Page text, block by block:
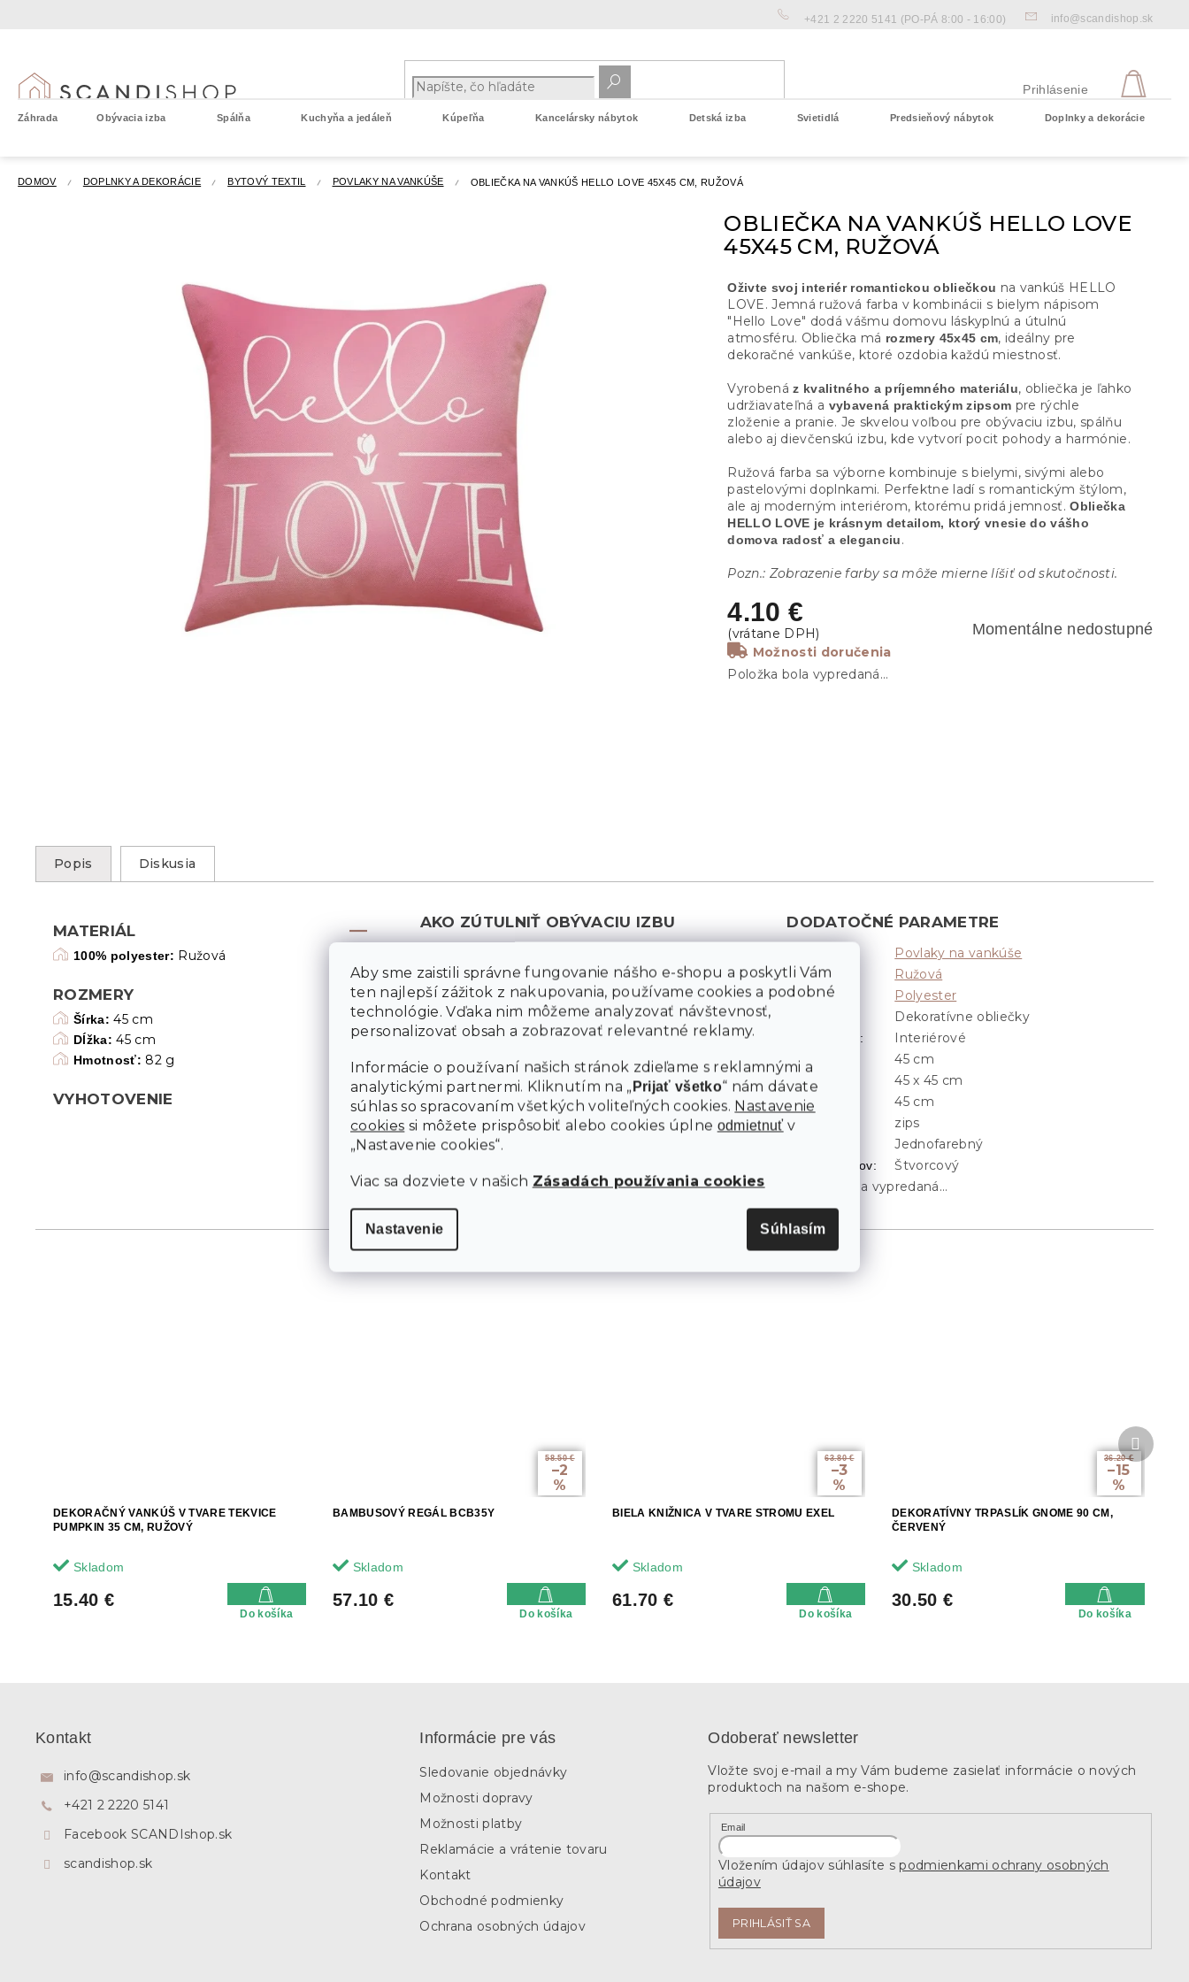
Aby sme zaistili správne fungovanie nášho e-shopu a poskytli Vám
ten najlepší zážitok z nakupovania, používame cookies a podobné
technológie. Vďaka nim môžeme analyzovať návštevnosť,
personalizovať obsah a zobrazovať relevantné reklamy.
Informácie o používaní našich stránok zdieľame s reklamnými a
analytickými partnermi. Kliknutím na „Prijať všetko“ nám dávate
súhlas so spracovaním všetkých voliteľných cookies. Nastavenie
cookies si môžete prispôsobiť alebo cookies úplne odmietnuť v
„Nastavenie cookies“.
Viac sa dozviete v našich Zásadách používania cookies
Nastavenie Súhlasím
+421 2 2220 5141 (PO-PÁ 8:00 - 16:00) info@scandishop.sk
Prihlásenie
Záhrada Obývacia izba Spálňa Kuchyňa a jedáleň Kúpeľňa Kancelársky nábytok Detská izba Svietidlá Predsieňový nábytok Doplnky a dekorácie
DOMOV DOPLNKY A DEKORÁCIE BYTOVÝ TEXTIL POVLAKY NA VANKÚŠE OBLIEČKA NA VANKÚŠ HELLO LOVE 45X45 CM, RUŽOVÁ
OBLIEČKA NA VANKÚŠ HELLO LOVE
45X45 CM, RUŽOVÁ
4.10 €
Momentálne nedostupné
Možnosti doručenia
Položka bola vypredaná…
Oživte svoj interiér romantickou obliečkou na vankúš HELLO
LOVE. Jemná ružová farba v kombinácii s bielym nápisom
"Hello Love" dodá vášmu domovu láskyplnú a útulnú
atmosféru. Obliečka má rozmery 45x45 cm, ideálny pre
dekoračné vankúše, ktoré ozdobia každú miestnosť.
Vyrobenáz kvalitného a príjemného materiálu, obliečka je ľahko
udržiavateľná a vybavená praktickým zipsom pre rýchle
zloženie a pranie. Je skvelou voľbou pre obývaciu izbu, spálňu
alebo aj dievčenskú izbu, kde vytvorí pocit pohody a harmónie.
Ružová farba sa výborne kombinuje s bielymi, sivými alebo
pastelovými doplnkami. Perfektne ladí s romantickým štýlom,
ale aj moderným interiérom, ktorému pridá jemnosť.Obliečka
HELLO LOVE je krásnym detailom, ktorý vnesie do vášho
domova radosť a eleganciu.
Pozn.: Zobrazenie farby sa môže mierne líšiť od skutočnosti.
DEKORAČNÝ VANKÚŠ V TVARE TEKVICE
PUMPKIN 35 CM, RUŽOVÝ
Skladom
15.40 €
Do košíka
58.50 €
–2
%
BAMBUSOVÝ REGÁL BCB35Y
Skladom
57.10 €
Do košíka
63.80 €
–3
%
BIELA KNIŽNICA V TVARE STROMU EXEL
Skladom
61.70 €
Do košíka
36.20 €
–15
%
DEKORATÍVNY TRPASLÍK GNOME 90 CM,
ČERVENÝ
Skladom
30.50 €
Do košíka
Ďalší
produkt
Popis Diskusia
MATERIÁL
100% polyester: Ružová
ROZMERY
Šírka: 45 cm
Dĺžka: 45 cm
Hmotnosť: 82 g
VYHOTOVENIE
AKO ZÚTULNIŤ OBÝVACIU IZBU
nemusí byť zložité. Stačí niekoľko dekoratívnych
prvkov, ktoré priestor oživia a dodajú mu osobitý štýl.
Vankúšes krásnymi vzormi, jemnéprehozyalebo
žiarivésviečky a dekoráciedokážu ľahko pridať pocit
a textúrami – kombinácia kontrastných i zladených
tónov dodá miestnostijedinečný charakter. Kľúčom k
úspechu je nájsť rovnováhu medzi funkčnosťou a
estetikou, aby vaša izba pôsobila útulne, ale zároveň
prakticky.
DODATOČNÉ PARAMETRE
Povlaky na vankúše
Farba: Ružová
Materiál: Polyester
Dekoratívne obliečky
: Interiérové
Dĺžka 45 cm
Rozmer 45 x 45 cm
Šírka 45 cm
Zapínanie zips
Jednofarebný
Tvar vankúšov:
Štvorcový
Položka bola vypredaná…
Kontakt
info@scandishop.sk
+421 2 2220 5141
Facebook SCANDIshop.sk
scandishop.sk
Informácie pre vás
Sledovanie objednávky
Možnosti dopravy
Možnosti platby
Reklamácie a vrátenie tovaru
Kontakt
Obchodné podmienky
Ochrana osobných údajov
Odoberať newsletter
Vložte svoj e-mail a my Vám budeme zasielať informácie o nových
produktoch na našom e-shope.
Email
Vložením údajov súhlasíte spodmienkami ochrany osobných
údajov
PRIHLÁSIŤ SA